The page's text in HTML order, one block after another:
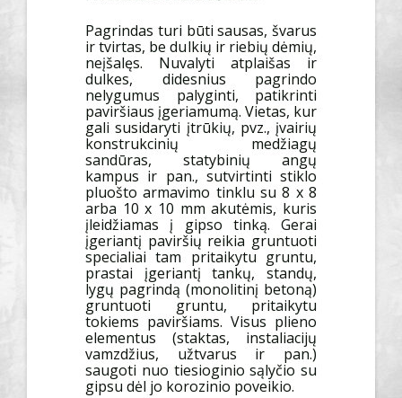
Pagrindas turi būti sausas, švarus
ir tvirtas, be dulkių ir riebių dėmių,
neįšalęs. Nuvalyti atplaišas ir
dulkes, didesnius pagrindo
nelygumus palyginti, patikrinti
paviršiaus įgeriamumą. Vietas, kur
gali susidaryti įtrūkių, pvz., įvairių
konstrukcinių medžiagų
sandūras, statybinių angų
kampus ir pan., sutvirtinti stiklo
pluošto armavimo tinklu su 8 x 8
arba 10 x 10 mm akutėmis, kuris
įleidžiamas į gipso tinką. Gerai
įgeriantį paviršių reikia gruntuoti
specialiai tam pritaikytu gruntu,
prastai įgeriantį tankų, standų,
lygų pagrindą (monolitinį betoną)
gruntuoti gruntu, pritaikytu
tokiems paviršiams. Visus plieno
elementus (staktas, instaliacijų
vamzdžius, užtvarus ir pan.)
saugoti nuo tiesioginio sąlyčio su
gipsu dėl jo korozinio poveikio.